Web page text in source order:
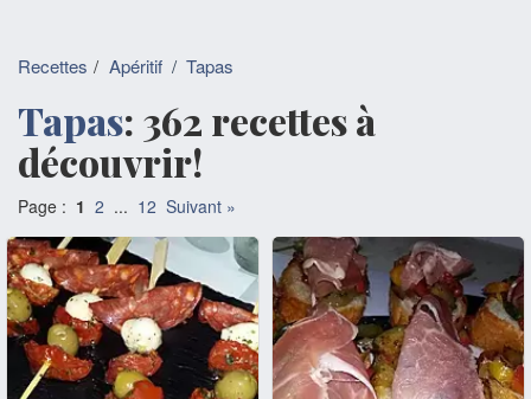
Recettes Apéritif / Tapas
Tapas: 362 recettes à
découvrir!
Page : 1 2 ... 12 Suivant »